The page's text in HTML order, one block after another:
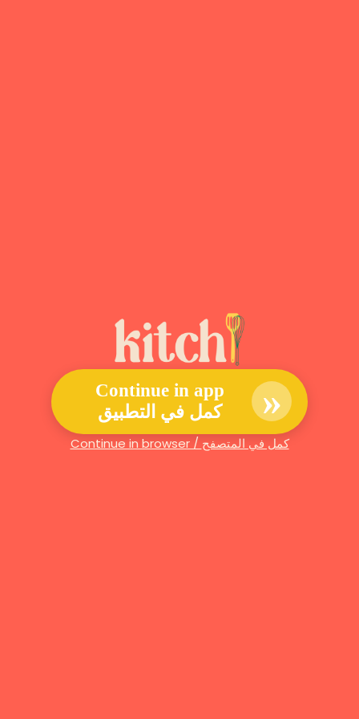
Continue in app
كمل في التطبيق
»
Continue in browser / كمل في المتصفح